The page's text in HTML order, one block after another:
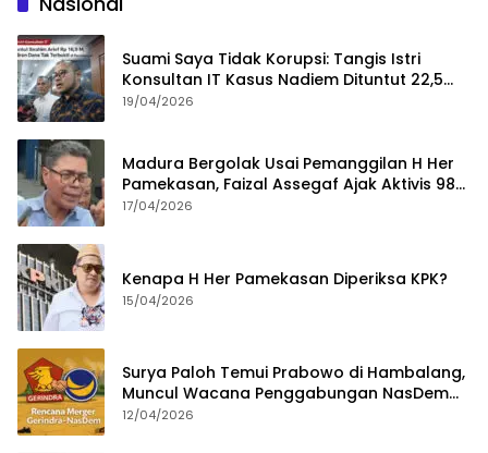
Suami Saya Tidak Korupsi: Tangis Istri
Konsultan IT Kasus Nadiem Dituntut 22,5
Tahun
19/04/2026
Madura Bergolak Usai Pemanggilan H Her
Pamekasan, Faizal Assegaf Ajak Aktivis 98
Bongkar Permainan KPK
17/04/2026
Kenapa H Her Pamekasan Diperiksa KPK?
15/04/2026
Surya Paloh Temui Prabowo di Hambalang,
Muncul Wacana Penggabungan NasDem
dan Gerindra
12/04/2026